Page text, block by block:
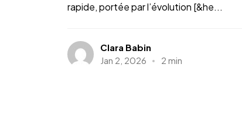
rapide, portée par l’évolution [&he...
Clara Babin
Jan 2, 2026
2 min